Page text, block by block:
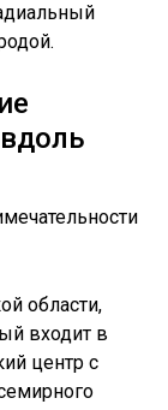
области,
входит в
центр с